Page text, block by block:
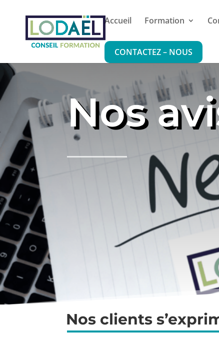
Accueil Formation
CONTACTEZ – NOUS
Nos
Nos clients